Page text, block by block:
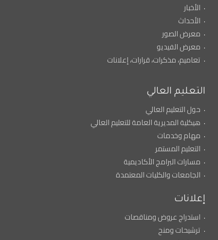
الأخبار
الأحداث
معرض الصور
معرض الفيديو
تعاميم، مذكرات، قرارات، إعلانات
التعليم العالي
حول التعليم العالي
هيكلية المديرية العامة للتعليم العالي
مهام وخدمات
التعليم المستمر
مسارات البرامج الأكاديمية
الجامعات والكليات المعتمدة
إعلانات
استدراج عروض ومناقصات
ترشيحات ومنح